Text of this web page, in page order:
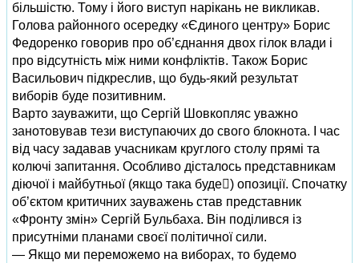
більшістю. Тому і його виступ нарікань не викликав.
Голова районного осередку «Єдиного центру» Борис
Федоренко говорив про об’єднання двох гілок влади і
про відсутність між ними конфліктів. Також Борис
Васильович підкреслив, що будь-який результат
виборів буде позитивним.
Варто зауважити, що Сергій Шовкопляс уважно
занотовував тези виступаючих до свого блокнота. І час
від часу задавав учасникам круглого столу прямі та
колючі запитання. Особливо дісталось представникам
діючої і майбутньої (якщо така буде) опозиції. Спочатку
об’єктом критичних зауважень став представник
«Фронту змін» Сергій Бульбаха. Він поділився із
присутніми планами своєї політичної сили.
— Якщо ми переможемо на виборах, то будемо